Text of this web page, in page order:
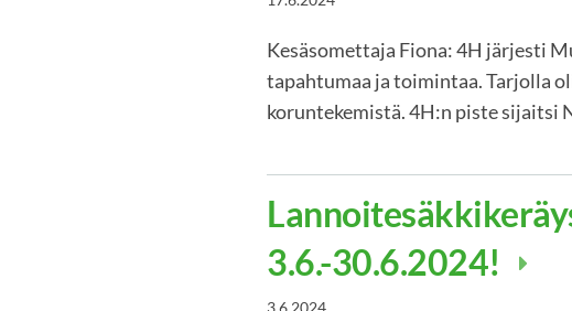
Kesäsomettaja Fiona: 4H järjesti
tapahtumaa ja toimintaa. Tarjolla
koruntekemistä. 4H:n piste sijaitsi
3.6.-30.6.2024!